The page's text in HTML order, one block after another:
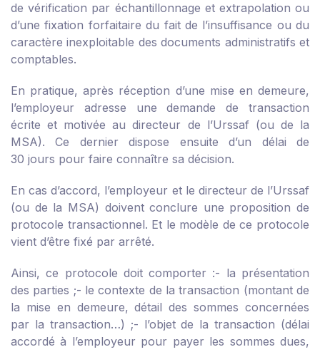
de vérification par échantillonnage et extrapolation ou
d’une fixation forfaitaire du fait de l’insuffisance ou du
caractère inexploitable des documents administratifs et
comptables.
En pratique, après réception d’une mise en demeure,
l’employeur adresse une demande de transaction
écrite et motivée au directeur de l’Urssaf (ou de la
MSA). Ce dernier dispose ensuite d’un délai de
30 jours pour faire connaître sa décision.
En cas d’accord, l’employeur et le directeur de l’Urssaf
(ou de la MSA) doivent conclure une proposition de
protocole transactionnel. Et le modèle de ce protocole
vient d’être fixé par arrêté.
Ainsi, ce protocole doit comporter :- la présentation
des parties ;- le contexte de la transaction (montant de
la mise en demeure, détail des sommes concernées
par la transaction…) ;- l’objet de la transaction (délai
accordé à l’employeur pour payer les sommes dues,